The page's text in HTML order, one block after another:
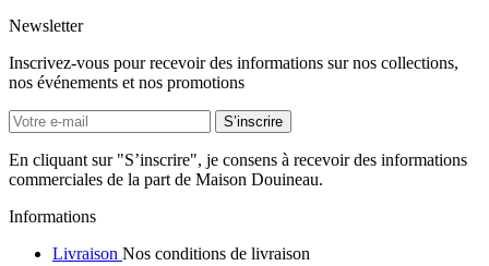
Newsletter
Inscrivez-vous pour recevoir des informations sur nos collections,
nos événements et nos promotions
En cliquant sur "S’inscrire", je consens à recevoir des informations
commerciales de la part de Maison Douineau.
Informations
Livraison Nos conditions de livraison